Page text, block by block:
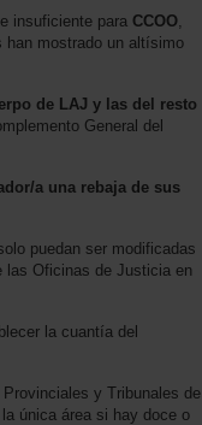
insuficiente para CCOO
han mostrado un altísimo
de LAJ y las del resto
General del
a una rebaja de sus
puedan ser modificadas
las Oficinas de Justicia en
la cuantía del
y Tribunales de
la única área si hay doce o